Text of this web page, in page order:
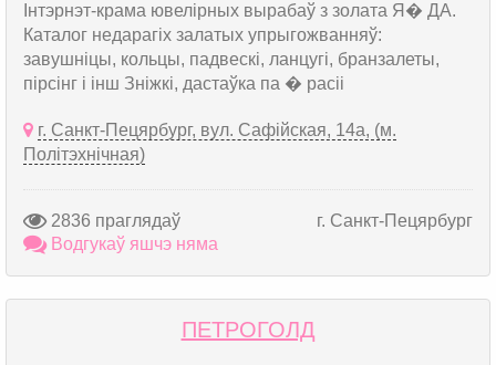
Інтэрнэт-крама ювелірных вырабаў з золата Я� ДА.
Каталог недарагіх залатых упрыгожванняў:
завушніцы, кольцы, падвескі, ланцугі, бранзалеты,
пірсінг і інш Зніжкі, дастаўка па � расіі
г. Санкт-Пецярбург, вул. Сафійская, 14а, (м.
Політэхнічная)
2836 праглядаў
г. Санкт-Пецярбург
Водгукаў яшчэ няма
ПЕТРОГОЛД